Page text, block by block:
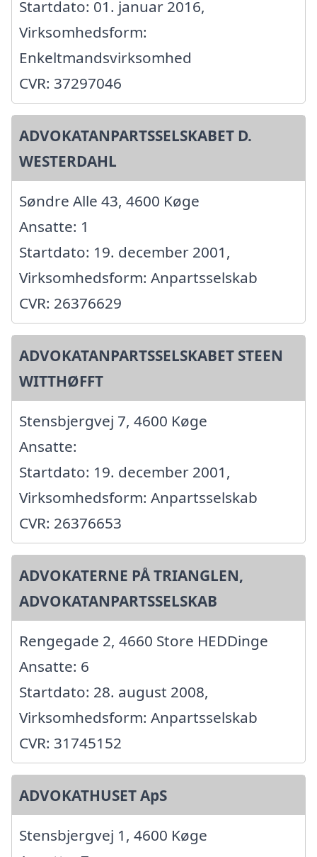
Startdato: 01. januar 2016,
Virksomhedsform:
Enkeltmandsvirksomhed
CVR: 37297046
ADVOKATANPARTSSELSKABET D.
WESTERDAHL
Søndre Alle 43, 4600 Køge
Ansatte: 1
Startdato: 19. december 2001,
Virksomhedsform: Anpartsselskab
CVR: 26376629
ADVOKATANPARTSSELSKABET STEEN
WITTHØFFT
Stensbjergvej 7, 4600 Køge
Ansatte:
Startdato: 19. december 2001,
Virksomhedsform: Anpartsselskab
CVR: 26376653
ADVOKATERNE PÅ TRIANGLEN,
ADVOKATANPARTSSELSKAB
Rengegade 2, 4660 Store HEDDinge
Ansatte: 6
Startdato: 28. august 2008,
Virksomhedsform: Anpartsselskab
CVR: 31745152
ADVOKATHUSET ApS
Stensbjergvej 1, 4600 Køge